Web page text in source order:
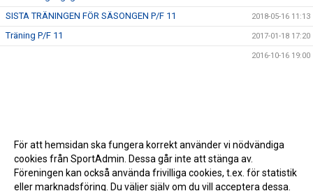
SISTA TRÄNINGEN FÖR SÄSONGEN P/F 11 2018-05-16 11:13
Träning P/F 11 2017-01-18 17:20
2016-10-16 19:00
För att hemsidan ska fungera korrekt använder vi nödvändiga
cookies från SportAdmin. Dessa går inte att stänga av.
Föreningen kan också använda frivilliga cookies, t.ex. för statistik
eller marknadsföring. Du väljer själv om du vill acceptera dessa.